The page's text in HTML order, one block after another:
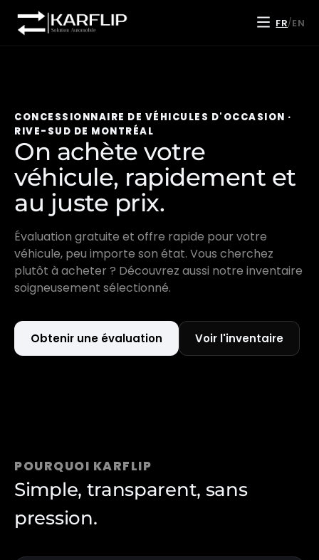
FR/EN
CONCESSIONNAIRE DE VÉHICULES D'OCCASION ·
RIVE-SUD DE MONTRÉAL
On achète votre
véhicule, rapidement et
au juste prix.
Évaluation gratuite et offre rapide pour votre
véhicule, peu importe son état. Vous cherchez
plutôt à acheter ? Découvrez aussi notre inventaire
soigneusement sélectionné.
Obtenir une évaluation Voir l'inventaire
POURQUOI KARFLIP
Simple, transparent, sans
pression.